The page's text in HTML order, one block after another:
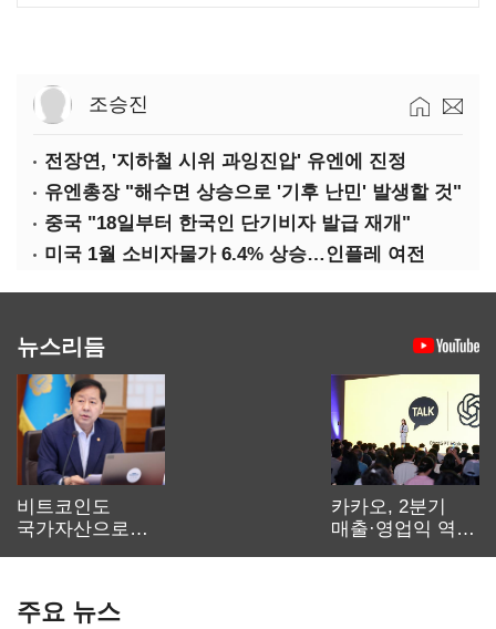
조승진
전장연, '지하철 시위 과잉진압' 유엔에 진정
유엔총장 "해수면 상승으로 '기후 난민' 발생할 것"
중국 "18일부터 한국인 단기비자 발급 재개"
미국 1월 소비자물가 6.4% 상승…인플레 여전
뉴스리듬
비트코인도
국가자산으로…'
카카오, 2분기
매출·영업익 역대
주요 뉴스